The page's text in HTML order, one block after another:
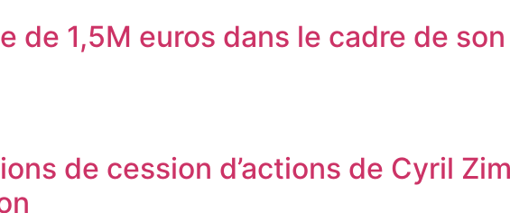
de 1,5M euros dans le cadre de
de cession d’actions de Cyril